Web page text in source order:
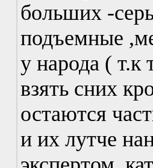
больших -
подъемные
у народа (
взять сних
остаются
и их лутче